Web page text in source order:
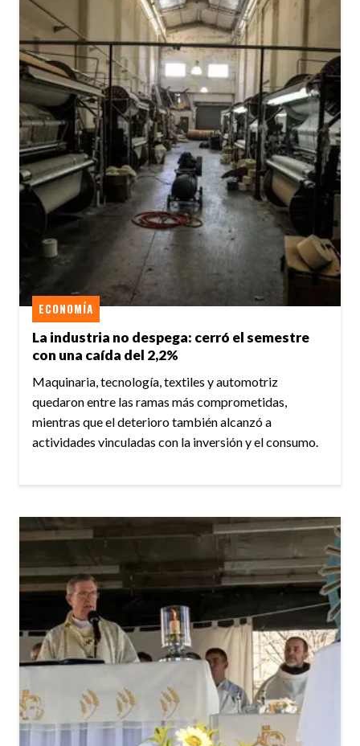
La industria no despega: cerró el semestre
con una caída del 2,2%
ECONOMÍA
Maquinaria, tecnología, textiles y automotriz
quedaron entre las ramas más comprometidas,
mientras que el deterioro también alcanzó a
actividades vinculadas con la inversión y el consumo.